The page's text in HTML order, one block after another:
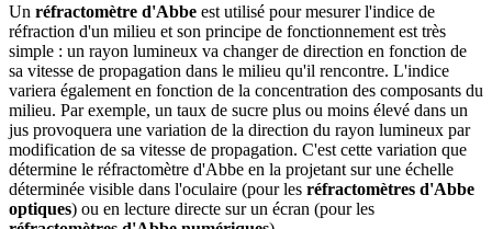
Un réfractomètre d'Abbe est utilisé pour mesurer l'indice de
réfraction d'un milieu et son principe de fonctionnement est très
simple : un rayon lumineux va changer de direction en fonction de
sa vitesse de propagation dans le milieu qu'il rencontre. L'indice
variera également en fonction de la concentration des composants du
milieu. Par exemple, un taux de sucre plus ou moins élevé dans un
jus provoquera une variation de la direction du rayon lumineux par
modification de sa vitesse de propagation. C'est cette variation que
détermine le réfractomètre d'Abbe en la projetant sur une échelle
déterminée visible dans l'oculaire (pour les réfractomètres d'Abbe
optiques) ou en lecture directe sur un écran (pour les